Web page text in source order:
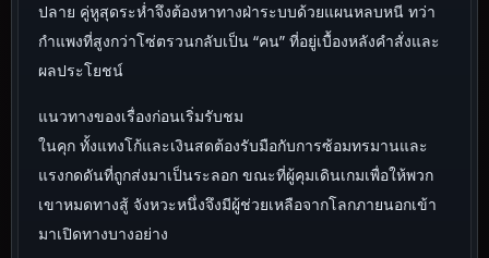
ปลาย คู่หูสุดระห่ำจึงต้องหาทางฝ่าระบบด้วยแผนหลบหนี ทว่า
กำแพงที่สูงกว่าโซ่ตรวนกลับเป็น “คน” ที่อยู่เบื้องหลังคำสั่งและ
ผลประโยชน์
แนวทางของเรื่องก่อนเริ่มรับชม
ในคุก ทั้งแทงโก้และเงินสดต้องรับมือกับการซ้อมทรมานและ
แรงกดดันที่ถูกส่งมาเป็นระลอก ขณะที่ผู้คุมเดินเกมเพื่อให้พวก
เขาหมดทางสู้ จังหวะหนึ่งจึงมีผู้ช่วยเหลือจากโลกภายนอกเข้า
มาเปิดทางบางอย่าง